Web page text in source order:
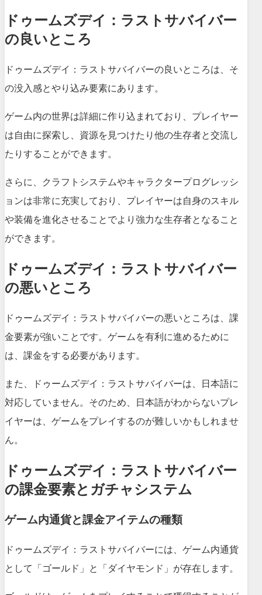
ドゥームズデイ：ラストサバイバー
の良いところ
ドゥームズデイ：ラストサバイバーの良いところは、そ
の没入感とやり込み要素にあります。
ゲーム内の世界は詳細に作り込まれており、プレイヤー
は自由に探索し、資源を見つけたり他の生存者と交流し
たりすることができます。
さらに、クラフトシステムやキャラクタープログレッシ
ョンは非常に充実しており、プレイヤーは自身のスキル
や装備を進化させることでより強力な生存者となること
ができます。
ドゥームズデイ：ラストサバイバー
の悪いところ
ドゥームズデイ：ラストサバイバーの悪いところは、課
金要素が強いことです。ゲームを有利に進めるために
は、課金をする必要があります。
また、ドゥームズデイ：ラストサバイバーは、日本語に
対応していません。そのため、日本語がわからないプレ
イヤーは、ゲームをプレイするのが難しいかもしれませ
ん。
ドゥームズデイ：ラストサバイバー
の課金要素とガチャシステム
ゲーム内通貨と課金アイテムの種類
ドゥームズデイ：ラストサバイバーには、ゲーム内通貨
として「ゴールド」と「ダイヤモンド」が存在します。